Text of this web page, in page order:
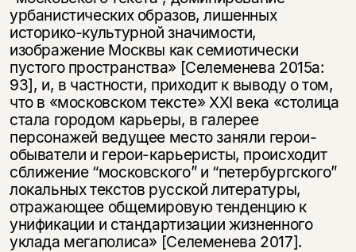
урбанистических образов, лишенных
историко-культурной значимости,
изображение Москвы как семиотически
пустого пространства» [Селеменева 2015a:
93], и, в частности, приходит к выводу о том,
что в «московском тексте» XXI века «столица
стала городом карьеры, в галерее
персонажей ведущее место заняли герои-
обыватели и герои-карьеристы, происходит
сближение “московского” и “петербургского”
локальных текстов русской литературы,
отражающее общемировую тенденцию к
унификации и стандартизации жизненного
уклада мегаполиса» [Селеменева 2017].